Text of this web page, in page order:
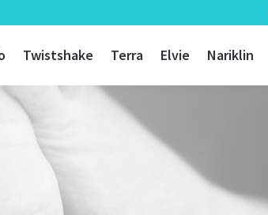
Twistshake Terra Elvie Nariklin